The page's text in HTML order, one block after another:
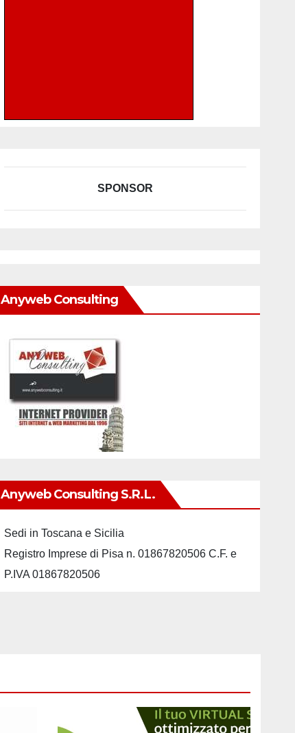
SPONSOR
Anyweb Consulting
Anyweb Consulting S.r.L.
Sedi in Toscana e Sicilia
Registro Imprese di Pisa n. 01867820506 C.F. e
P.IVA 01867820506